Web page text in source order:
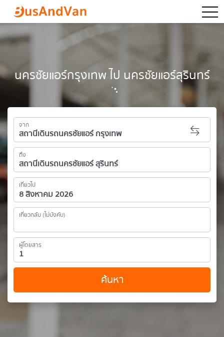
นครชัยแอร์กรุงเทพ ไป นครชัยแอร์สุรินทร์
จาก
ถึง
เที่ยวไป
เที่ยวกลับ (ไม่บังคับ)
ผู้โดยสาร
ค้นหา